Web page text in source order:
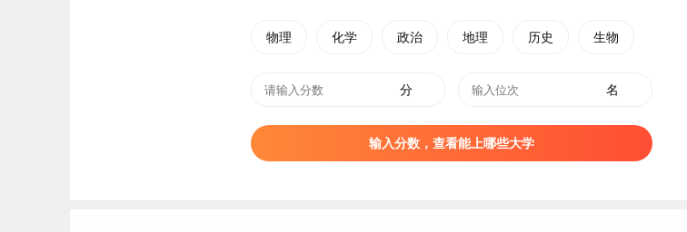
3、2021届新疆生产建设兵团兴新职业技术学院就业率
物理 化学 政治 地理 历史 生物
分 名
输入分数，查看能上哪些大学